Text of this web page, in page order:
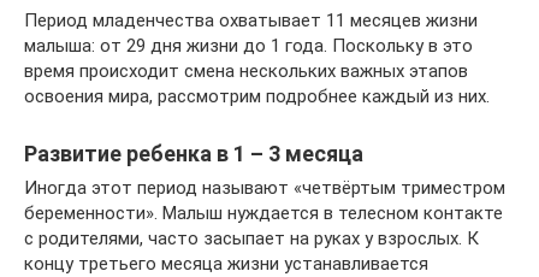
Период младенчества охватывает 11 месяцев жизни
малыша: от 29 дня жизни до 1 года. Поскольку в это
время происходит смена нескольких важных этапов
освоения мира, рассмотрим подробнее каждый из них.
Развитие ребенка в 1 – 3 месяца
Иногда этот период называют «четвёртым триместром
беременности». Малыш нуждается в телесном контакте
с родителями, часто засыпает на руках у взрослых. К
концу третьего месяца жизни устанавливается